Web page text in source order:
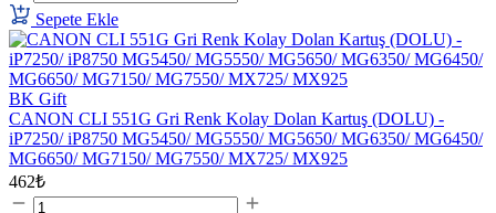
Sepete Ekle
BK Gift
CANON CLI 551G Gri Renk Kolay Dolan Kartuş (DOLU) -
iP7250/ iP8750 MG5450/ MG5550/ MG5650/ MG6350/ MG6450/
MG6650/ MG7150/ MG7550/ MX725/ MX925
462₺